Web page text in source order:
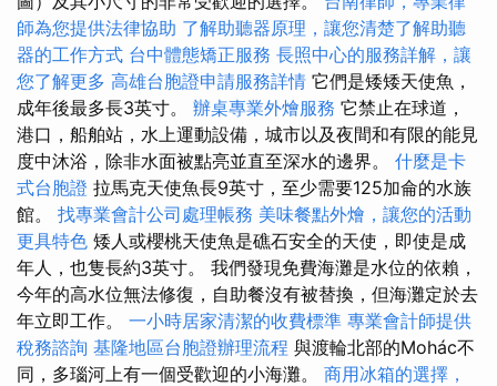
師為您提供法律協助 了解助聽器原理，讓您清楚了解助聽
器的工作方式 台中體態矯正服務 長照中心的服務詳解，讓
您了解更多 高雄台胞證申請服務詳情 它們是矮矮天使魚，
成年後最多長3英寸。 辦桌專業外燴服務 它禁止在球道，
港口，船舶站，水上運動設備，城市以及夜間和有限的能見
度中沐浴，除非水面被點亮並直至深水的邊界。 什麼是卡
式台胞證 拉馬克天使魚長9英寸，至少需要125加侖的水族
館。 找專業會計公司處理帳務 美味餐點外燴，讓您的活動
更具特色 矮人或櫻桃天使魚是礁石安全的天使，即使是成
年人，也隻長約3英寸。 我們發現免費海灘是水位的依賴，
今年的高水位無法修復，自助餐沒有被替換，但海灘定於去
年立即工作。 一小時居家清潔的收費標準 專業會計師提供
稅務諮詢 基隆地區台胞證辦理流程 與渡輪北部的Mohác不
同，多瑙河上有一個受歡迎的小海灘。 商用冰箱的選擇，